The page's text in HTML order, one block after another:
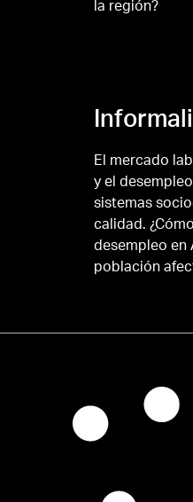
la región?
El mercado
y el
sistemas
calidad.
desempleo en
población